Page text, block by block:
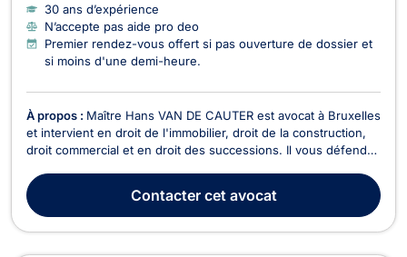
30 ans d’expérience
N’accepte pas aide pro deo
Premier rendez-vous offert si pas ouverture de dossier et
si moins d'une demi-heure.
À propos : Maître Hans VAN DE CAUTER est avocat à Bruxelles
et intervient en droit de l'immobilier, droit de la construction,
droit commercial et en droit des successions. Il vous défend
relatif aux baux à loyer, en droit de la copropriété, en droits
réels démembrés (usufruit,...
Contactercet avocat